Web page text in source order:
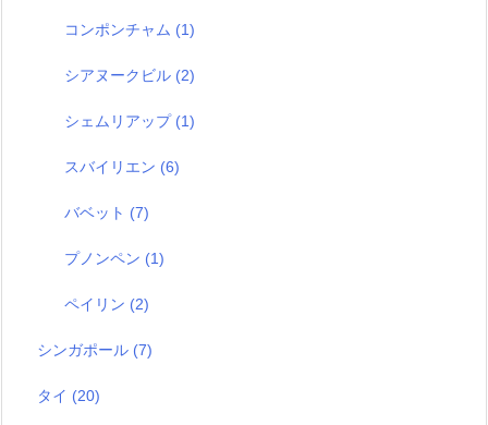
コンポンチャム (1)
シアヌークビル (2)
シェムリアップ (1)
スバイリエン (6)
バベット (7)
プノンペン (1)
ペイリン (2)
シンガポール (7)
タイ (20)